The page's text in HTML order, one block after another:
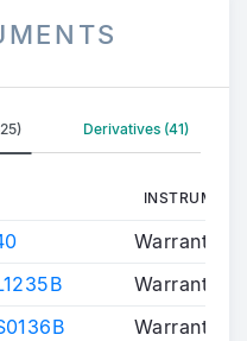
Derivatives (41)
INSTRUMENT
Warrants/
Warrants/
Warrants/